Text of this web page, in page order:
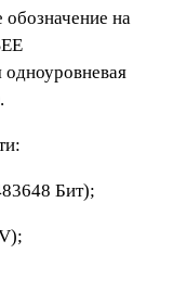
на
Бит);